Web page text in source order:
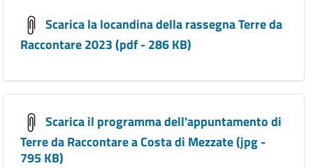
Scarica la locandina della rassegna Terre da
Raccontare 2023 (pdf - 286 KB)
Scarica il programma dell'appuntamento di
Terre da Raccontare a Costa di Mezzate (jpg -
795 KB)